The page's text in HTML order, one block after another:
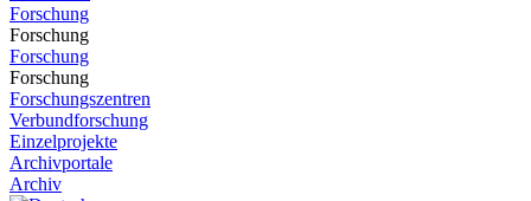
Forschung
Forschung
Forschung
Forschung
Forschungszentren
Verbundforschung
Einzelprojekte
Archivportale
Archiv